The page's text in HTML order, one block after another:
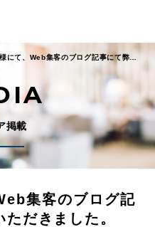
にて、Web集客のブログ記事にて弊社
掲載
集客のブログ記
だきました。